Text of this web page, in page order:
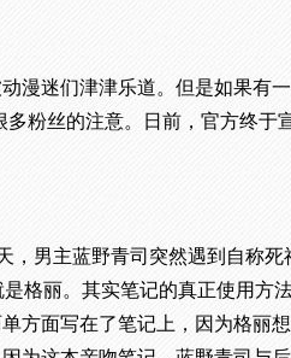
漫迷们津津乐道。但是如果
粉丝的注意。日前，官方终于
，男主蓝野青司突然遇到自称
格丽。其实笔记的真正使用
方面写在了笔记上，因为格丽